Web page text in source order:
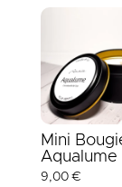
Mini
Aqualume
9,00€